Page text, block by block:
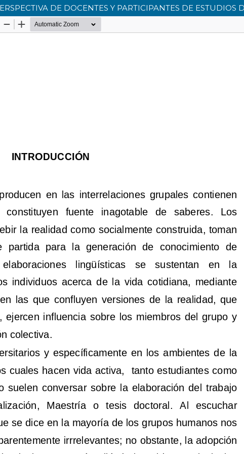
DE DOCENTES Y PARTICIPANTES DE ESTUDIOS